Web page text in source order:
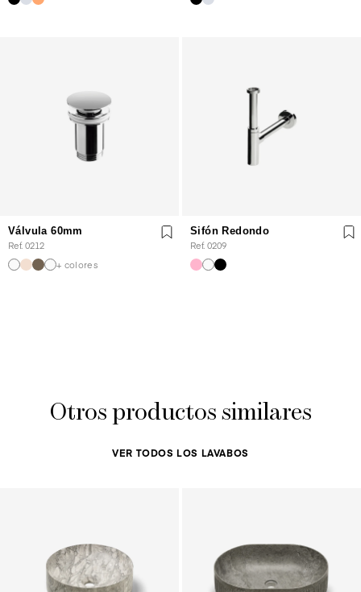
Válvula 60mm
Ref. 0212
+ colores
Sifón Redondo
Ref. 0209
Otros productos similares
VER TODOS LOS LAVABOS